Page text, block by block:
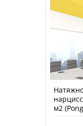
м2